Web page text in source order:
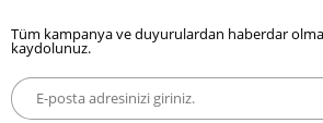
Tüm kampanya ve duyurulardan haberdar
kaydolunuz.